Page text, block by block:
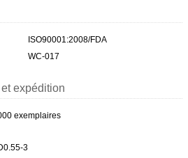
ISO90001:2008/FDA
WC-017
expédition
exemplaires
3